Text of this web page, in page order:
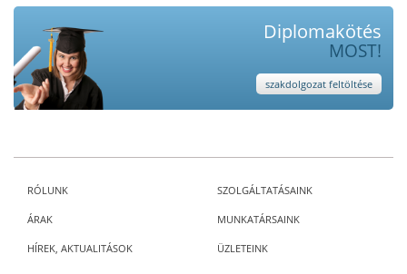
Diplomakötés
MOST!
szakdolgozat feltöltése
RÓLUNK SZOLGÁLTATÁSAINK
ÁRAK MUNKATÁRSAINK
HÍREK, AKTUALITÁSOK ÜZLETEINK